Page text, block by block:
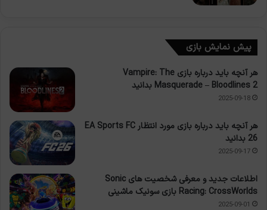
پیش نمایش بازی
هر آنچه باید درباره بازی Vampire: The
Masquerade – Bloodlines 2 بدانید
2025-09-18
هر آنچه باید درباره بازی مورد انتظار EA Sports FC
26 بدانید
2025-09-17
اطلاعات جدید و معرفی شخصیت های Sonic
Racing: CrossWorlds بازی سونیک ماشینی
2025-09-01